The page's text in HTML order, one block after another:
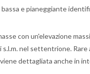
bassa e pianeggiante
con un'elevazione
nel settentrione.
dettagliata anche in